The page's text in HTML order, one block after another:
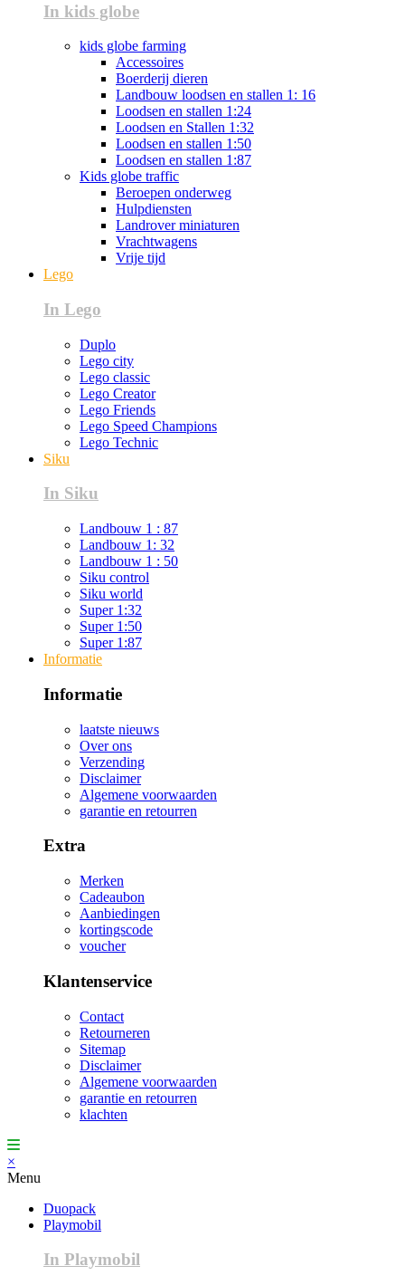
In kids globe
kids globe farming
Accessoires
Boerderij dieren
Landbouw loodsen en stallen 1: 16
Loodsen en stallen 1:24
Loodsen en Stallen 1:32
Loodsen en stallen 1:50
Loodsen en stallen 1:87
Kids globe traffic
Beroepen onderweg
Hulpdiensten
Landrover miniaturen
Vrachtwagens
Vrije tijd
Lego
In Lego
Duplo
Lego city
Lego classic
Lego Creator
Lego Friends
Lego Speed Champions
Lego Technic
Siku
In Siku
Landbouw 1 : 87
Landbouw 1: 32
Landbouw 1 : 50
Siku control
Siku world
Super 1:32
Super 1:50
Super 1:87
Informatie
Informatie
laatste nieuws
Over ons
Verzending
Disclaimer
Algemene voorwaarden
garantie en retourren
Extra
Merken
Cadeaubon
Aanbiedingen
kortingscode
voucher
Klantenservice
Contact
Retourneren
Sitemap
Disclaimer
Algemene voorwaarden
garantie en retourren
klachten
×
Menu
Duopack
Playmobil
In Playmobil